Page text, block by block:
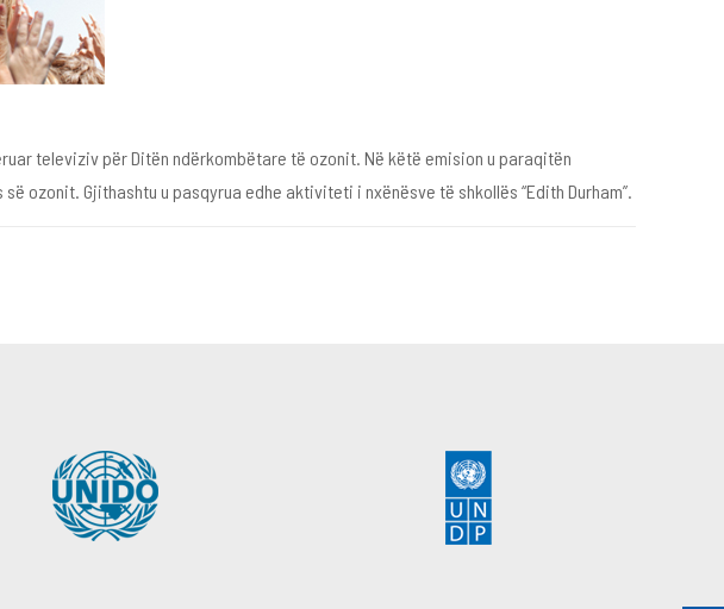
televiziv për Ditën ndërkombëtare të ozonit. Në këtë emision u paraqitën
Gjithashtu u pasqyrua edhe aktiviteti i nxënësve të shkollës “Edith Durham”.